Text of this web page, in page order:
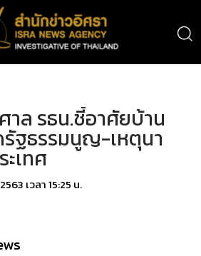
าล รธน.ชี้อาศัยบ้าน
ฐธรรมนูญ-เหตุนา
เทศ
เวลา 15:25 น.